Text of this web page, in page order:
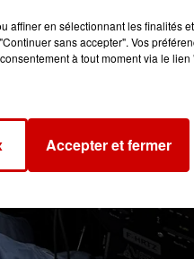
affiner en sélectionnant les finalités
sans accepter". Vos
à tout moment via le
Accepter et fermer